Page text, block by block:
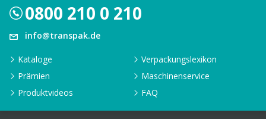
0800 210 0 210
info@transpak.de
Kataloge
Verpackungslexikon
Prämien
Maschinenservice
Produktvideos
FAQ